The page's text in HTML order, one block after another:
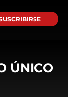
ÚNICO